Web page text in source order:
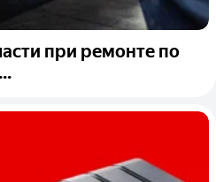
при ремонте по